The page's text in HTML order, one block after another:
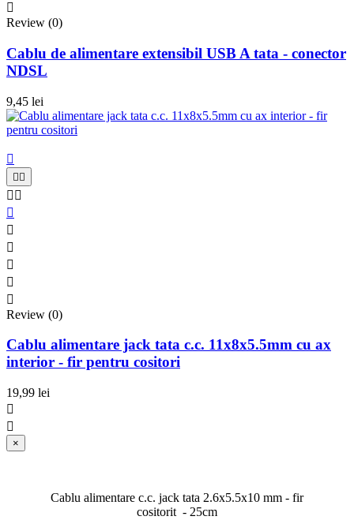

Review (0)
Cablu de alimentare extensibil USB A tata - conector
NDSL
9,45 lei


 






Review (0)
Cablu alimentare jack tata c.c. 11x8x5.5mm cu ax
interior - fir pentru cositori
19,99 lei


×
Cablu alimentare c.c. jack tata 2.6x5.5x10 mm - fir
cositorit - 25cm